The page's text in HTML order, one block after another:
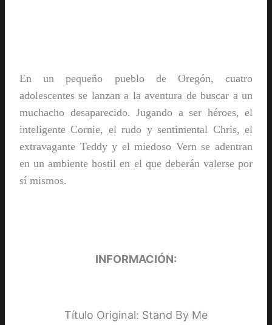
En un pequeño pueblo de Oregón, cuatro
adolescentes se lanzan a la aventura de buscar a un
muchacho desaparecido. Jugando a ser héroes, el
inteligente Cornie, el rudo y sentimental Chris, el
extravagante Teddy y el miedoso Vern se adentran
en un ambiente hostil en el que deberán valerse por
sí mismos.
INFORMACIÓN:
Título Original: Stand By Me